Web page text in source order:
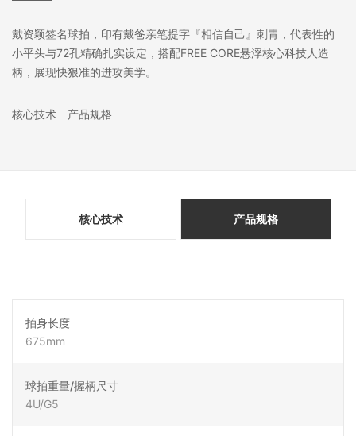
戴资颖签名球拍，印有戴爸亲笔提字『相信自己』刺青，代表性的
小平头与72孔精确扎实设定，搭配FREE CORE悬浮核心科技人造
柄，展现快狠准的进攻美学。
核心技术 产品规格
核心技术 产品规格
拍身长度
675mm
球拍重量/握柄尺寸
4U/G5